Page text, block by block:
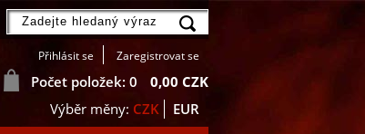
CZK EUR
Počet položek: 0 0,00 CZK
Přihlásit se Zaregistrovat se